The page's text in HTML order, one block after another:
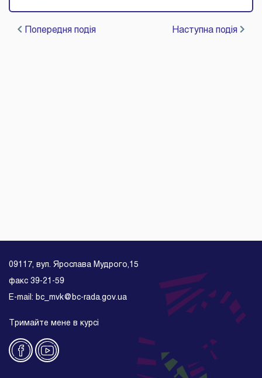
Попередня подія Наступна подія
09117, вул. Ярослава Мудрого,15
факс 39-21-59
E-mail: bc_mvk@bc-rada.gov.ua
Тримайте мене в курсі